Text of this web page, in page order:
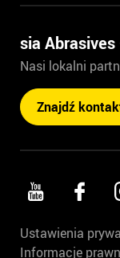
sia
Nasi lokalni
Znajdź
Ustawienia
Informacje